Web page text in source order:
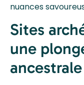
nuances
Sites
une
ancestrale